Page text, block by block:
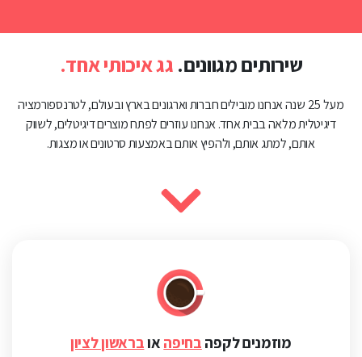
שירותים מגוונים. גג איכותי אחד.
מעל 25 שנה אנחנו מובילים חברות וארגונים בארץ ובעולם, לטרנספורמציה
דיגיטלית מלאה בבית אחד. אנחנו עוזרים לפתח מוצרים דיגיטלים, לשווק
אותם, למתג אותם, ולהפיץ אותם באמצעות סרטונים או מצגות.
מוזמנים לקפה בחיפה אובראשון לציון